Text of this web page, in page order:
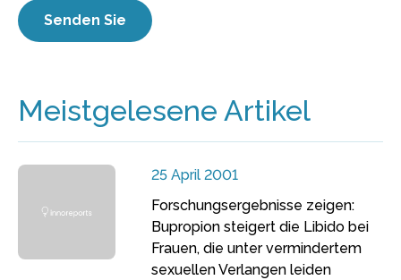
Meistgelesene Artikel
25 April 2001
Forschungsergebnisse zeigen:
Bupropion steigert die Libido bei
Frauen, die unter vermindertem
sexuellen Verlangen leiden